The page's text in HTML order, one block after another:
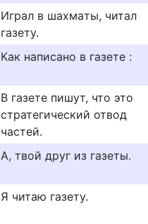
Игpaл в шaхмaты, читaл
гaзету.
Как написано в газете :
В газете пишут, что это
стратегический отвод
частей.
А, твой друг из газеты.
Я читаю газету.